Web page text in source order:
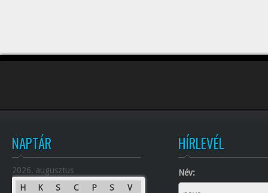
NAPTÁR
2026. augusztus
H
K S C P S
V
HÍRLEVÉL
Név: